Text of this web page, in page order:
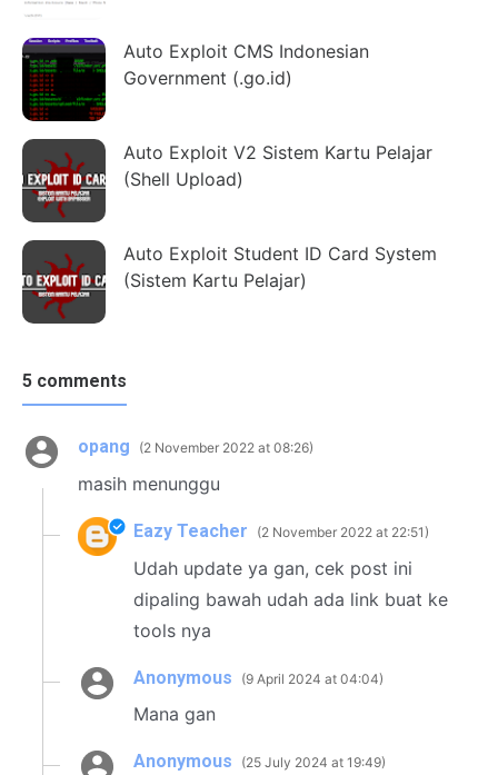
Auto Exploit CMS Indonesian
Government (.go.id)
Auto Exploit V2 Sistem Kartu Pelajar
(Shell Upload)
Auto Exploit Student ID Card System
(Sistem Kartu Pelajar)
5 comments
opang 2 November 2022 at 08:26
masih menunggu
Eazy Teacher 2 November 2022 at 22:51
Udah update ya gan, cek post ini
dipaling bawah udah ada link buat ke
tools nya
Anonymous 9 April 2024 at 04:04
Mana gan
Anonymous 25 July 2024 at 19:49